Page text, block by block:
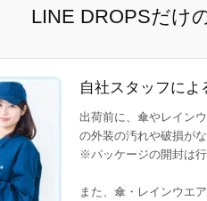
LINE DROPSだけ
自社スタッフに
出荷前に、傘やレイン
の外装の汚れや破損が
※パッケージの開封は行
また、傘・レインウエ